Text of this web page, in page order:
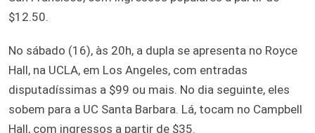
$12.50.
No sábado (16), às 20h, a dupla se apresenta no Royce
Hall, na UCLA, em Los Angeles, com entradas
disputadíssimas a $99 ou mais. No dia seguinte, eles
sobem para a UC Santa Barbara. Lá, tocam no Campbell
Hall, com ingressos a partir de $35.